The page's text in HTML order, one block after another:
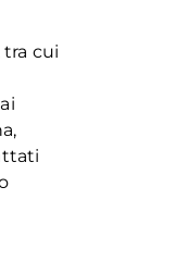
tra cui